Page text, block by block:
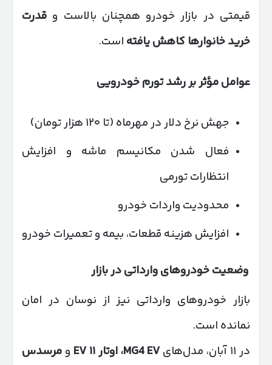
قیمتی در بازار خودرو همچنان بالاست و قدرت
خرید خانوارها کاهش یافته است.
عوامل مؤثر بر رشد تورم خودرویی
جهش نرخ دلار در مهرماه (تا ۱۲۰ هزار تومان)
فعال شدن مکانیسم ماشه و افزایش
انتظارات تورمی
محدودیت واردات خودرو
افزایش هزینه قطعات، بیمه و تعمیرات خودرو
وضعیت خودروهای وارداتی در بازار
بازار خودروهای وارداتی نیز از نوسان در امان
نمانده است.
در ۱۱ آبان، مدل‌های
MG4 EV، اوتار۱۱EV ومرسدس